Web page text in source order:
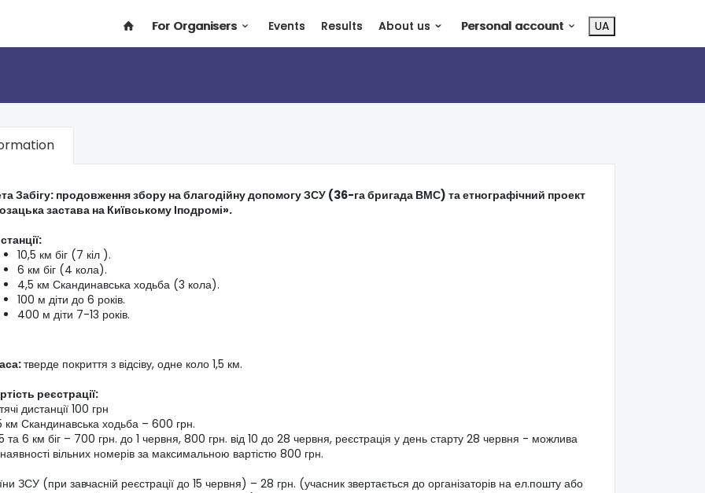
For Organisers Events Results About us Personal account UA
Забігу: продовження збору на благодійну допомогу ЗСУ (36-га бригада ВМС) та етнографічний проект
застава на Київському Іподромі».
10,5 км біг (7 кіл ).
6 км біг (4 кола).
4,5 км Скандинавська ходьба (3 кола).
100 м діти до 6 років.
400 м діти 7-13 років.
тверде покриття з відсіву, одне коло 1,5 км.
реєстрації:
дистанції 100 грн
км Скандинавська ходьба – 600 грн.
та 6 км біг – 700 грн. до 1 червня, 800 грн. від 10 до 28 червня, реєстрація у день старту 28 червня - можлива
вільних номерів за максимальною вартістю 800 грн.
ЗСУ (при завчасній реєстрації до 15 червня) – 28 грн. (учасник звертається до організаторів на ел.пошту або